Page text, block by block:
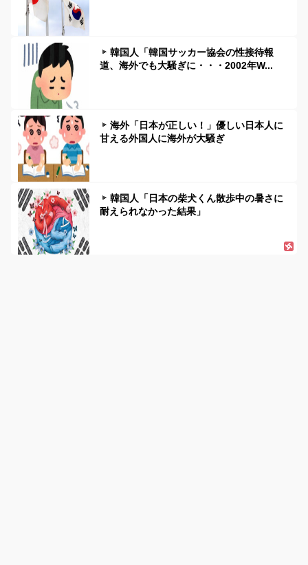
韓国人「韓国サッカー協会の性接待報
道、海外でも大騒ぎに・・・2002年W...
海外「日本が正しい！」優しい日本人に
甘える外国人に海外が大騒ぎ
韓国人「日本の柴犬くん散歩中の暑さに
耐えられなかった結果」